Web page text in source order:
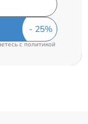
cполитикой